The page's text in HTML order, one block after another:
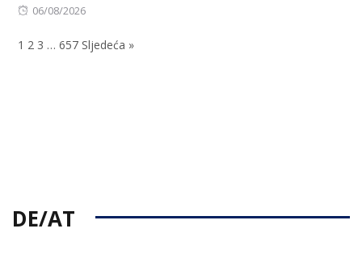
Posted
06/08/2026
1 2 3 … 657 Sljedeća »
DE/AT